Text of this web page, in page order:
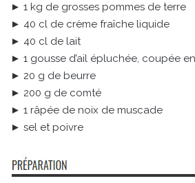
► 1 kg de grosses pommes de terre
► 40 cl de crème fraîche liquide
► 40 cl de lait
► 1 gousse d’ail épluchée, coupée
► 20 g de beurre
► 200 g de comté
► 1 râpée de noix de muscade
► sel et poivre